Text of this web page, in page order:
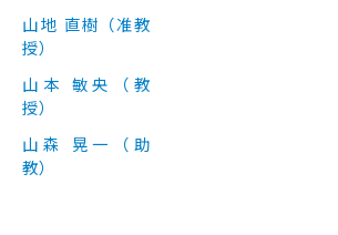
山地 直樹 （准教
授）
山本 敏央 （教
授）
山森 晃一 （助
教）